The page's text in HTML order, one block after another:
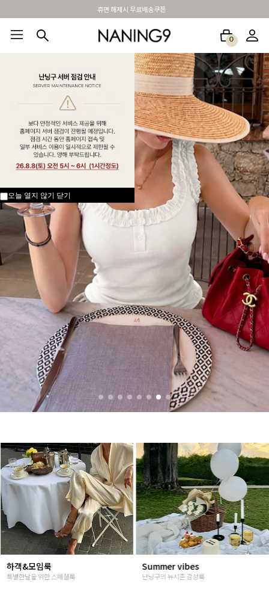
BEST 포토리뷰 - 매주 2명추첨 3만원쿠폰
0
썸머여행룩 아울렛 하객&모임룩
Summer vibes
난닝구의 뉴시즌 감성룩
베스트재진행
고객님들이 인정해주신 Steady seller
오늘 열지 않기 닫기